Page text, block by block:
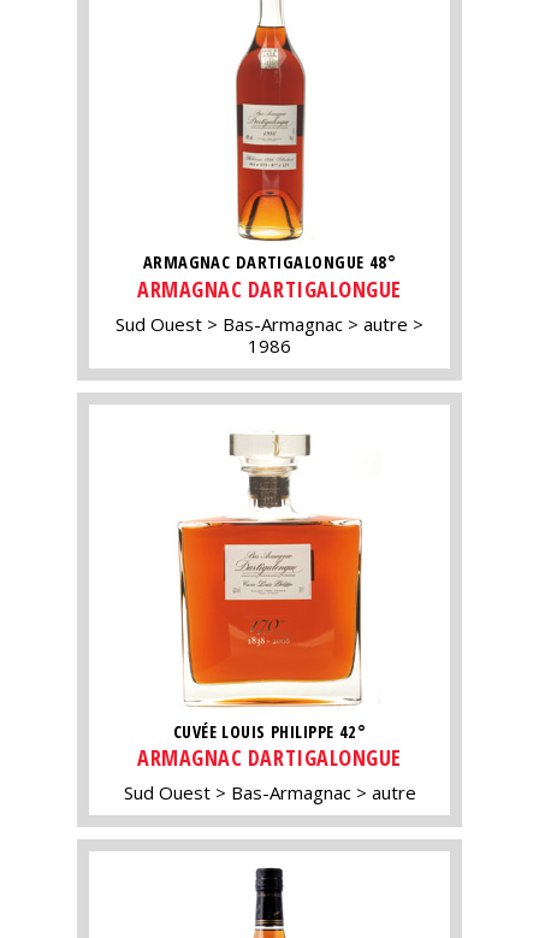
ARMAGNAC DARTIGALONGUE 48°
ARMAGNAC DARTIGALONGUE
Sud Ouest Bas-Armagnac
autre
1986
CUVÉE LOUIS PHILIPPE 42°
ARMAGNAC DARTIGALONGUE
Sud Ouest Bas-Armagnac autre